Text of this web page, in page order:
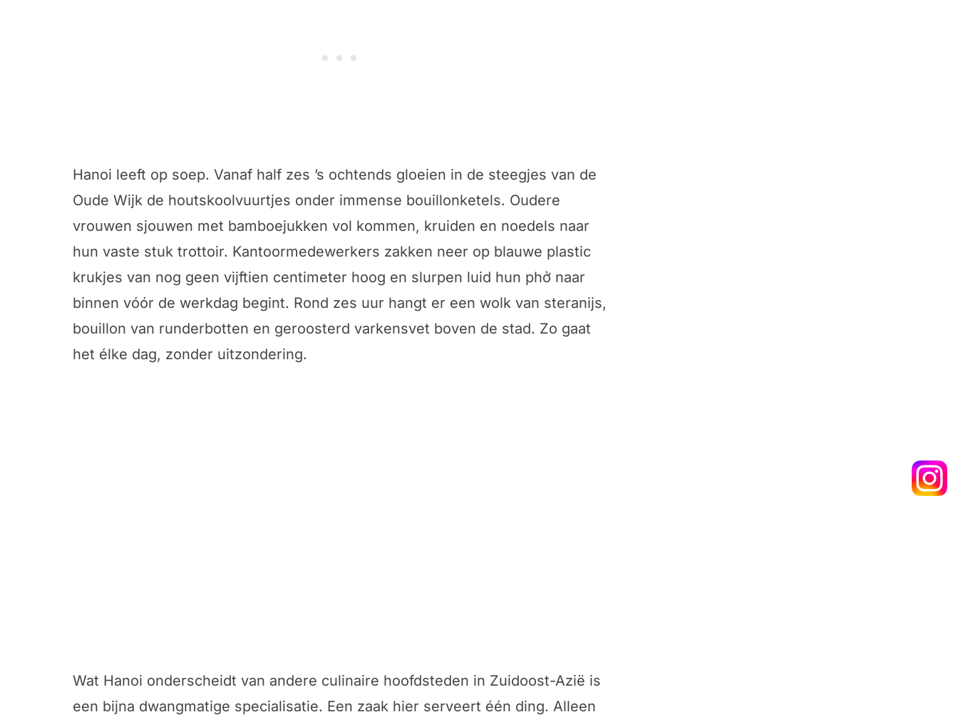
Hanoi leeft op soep. Vanaf half zes ’s ochtends gloeien in de steegjes van de
Oude Wijk de houtskoolvuurtjes onder immense bouillonketels. Oudere
vrouwen sjouwen met bamboe­jukken vol kommen, kruiden en noedels naar
hun vaste stuk trottoir. Kantoormedewerkers zakken neer op blauwe plastic
krukjes van nog geen vijftien centimeter hoog en slurpen luid hun phở naar
binnen vóór de werkdag begint. Rond zes uur hangt er een wolk van steranijs,
bouillon van runderbotten en geroosterd varkensvet boven de stad. Zo gaat
het élke dag, zonder uitzondering.
Wat Hanoi onderscheidt van andere culinaire hoofdsteden in Zuidoost-Azië is
een bijna dwangmatige specialisatie. Een zaak hier serveert één ding. Alleen